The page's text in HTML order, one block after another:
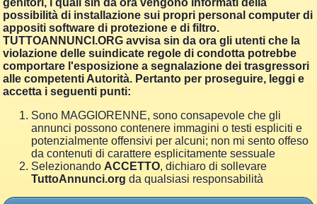
genitori, i quali sin da ora vengono informati della
possibilità di installazione sui propri personal computer di
appositi software di protezione e di filtro.
TUTTOANNUNCI.ORG avvisa sin da ora gli utenti che la
violazione delle suindicate regole di condotta potrebbe
comportare l'esposizione a segnalazione dei trasgressori
alle competenti Autorità. Pertanto per proseguire, leggi e
accetta i seguenti punti:
Sono MAGGIORENNE, sono consapevole che gli
annunci possono contenere immagini o testi espliciti e
potenzialmente offensivi per alcuni; non mi sento offeso
da contenuti di carattere esplicitamente sessuale
Selezionando ACCETTO, dichiaro di sollevare
TuttoAnnunci.org da qualsiasi responsabilità